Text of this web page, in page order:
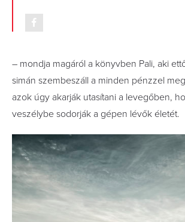
– mondja magáról a könyvben Pali, aki
simán szembeszáll a minden pénzzel
azok úgy akarják utasítani a levegőben,
veszélybe sodorják a gépen lévők életét.